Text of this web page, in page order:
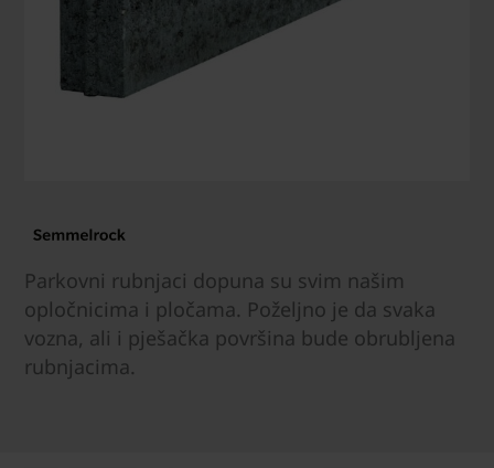
Parkovni rubnjaci dopuna su svim našim
opločnicima i pločama. Poželjno je da svaka
vozna, ali i pješačka površina bude obrubljena
rubnjacima.